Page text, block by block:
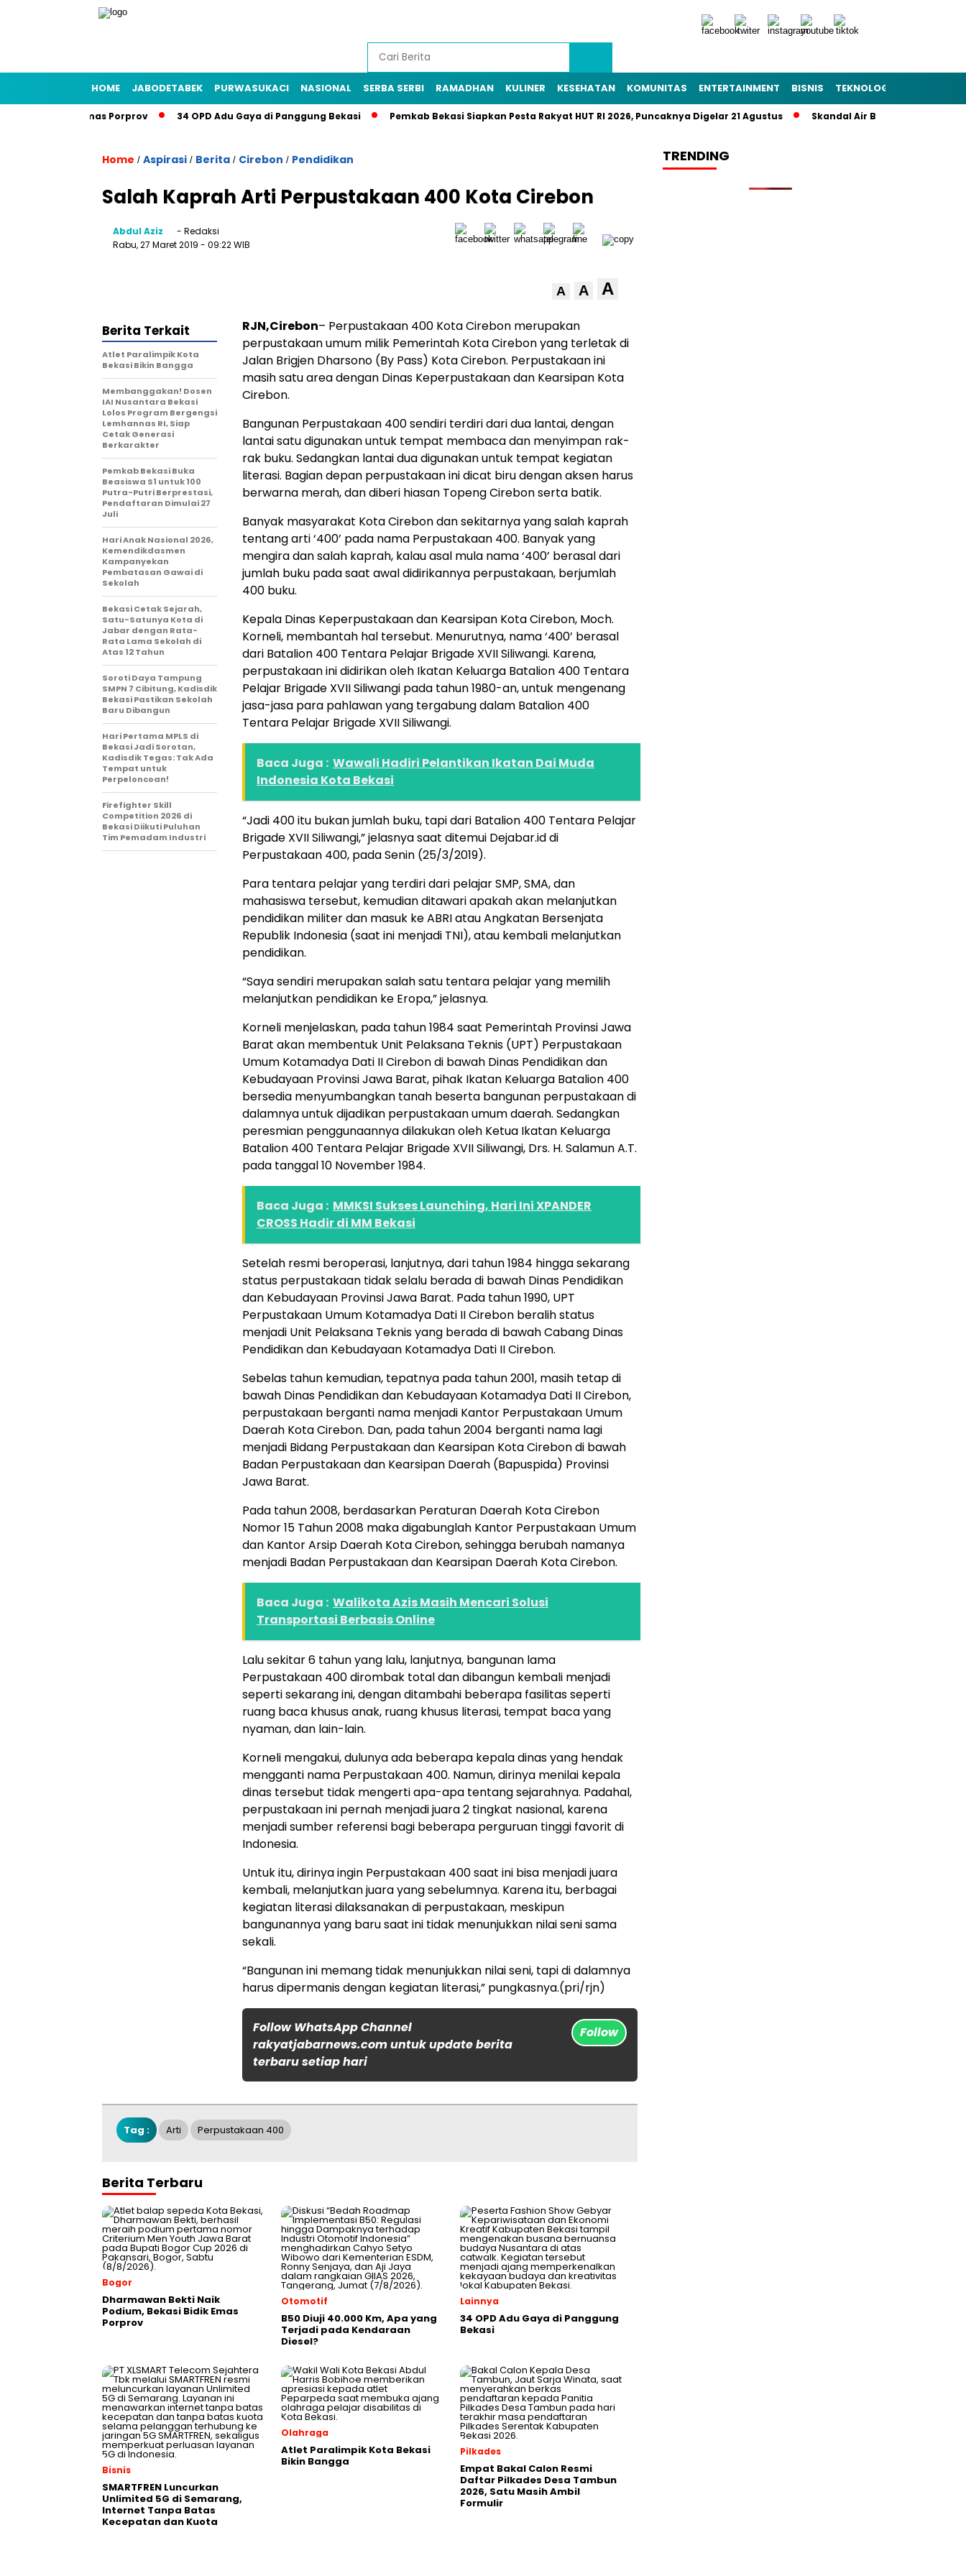
HOME JABODETABEK PURWASUKACI NASIONAL SERBA SERBI RAMADHAN KULINER KESEHATAN KOMUNITAS ENTERTAINMENT BISNIS TEKNOLOGI
Bidik Emas Porprov 34 OPD Adu Gaya di Panggung Bekasi Pemkab Bekasi Siapkan Pesta Rakyat HUT RI 2026, Puncaknya Digelar 21 Agustus Skandal Air Bersih Bekasi! 3
Home / Aspirasi / Berita / Cirebon / Pendidikan
Salah Kaprah Arti Perpustakaan 400 Kota Cirebon
Abdul Aziz
- Redaksi
Rabu, 27 Maret 2019 - 09:22 WIB
A A A
RJN,Cirebon– Perpustakaan 400 Kota Cirebon merupakan
perpustakaan umum milik Pemerintah Kota Cirebon yang terletak di
Jalan Brigjen Dharsono (By Pass) Kota Cirebon. Perpustakaan ini
masih satu area dengan Dinas Keperpustakaan dan Kearsipan Kota
Cirebon.
Bangunan Perpustakaan 400 sendiri terdiri dari dua lantai, dengan
lantai satu digunakan untuk tempat membaca dan menyimpan rak-
rak buku. Sedangkan lantai dua digunakan untuk tempat kegiatan
literasi. Bagian depan perpustakaan ini dicat biru dengan aksen harus
berwarna merah, dan diberi hiasan Topeng Cirebon serta batik.
Banyak masyarakat Kota Cirebon dan sekitarnya yang salah kaprah
tentang arti ‘400’ pada nama Perpustakaan 400. Banyak yang
mengira dan salah kaprah, kalau asal mula nama ‘400’ berasal dari
jumlah buku pada saat awal didirikannya perpustakaan, berjumlah
400 buku.
Kepala Dinas Keperpustakaan dan Kearsipan Kota Cirebon, Moch.
Korneli, membantah hal tersebut. Menurutnya, nama ‘400’ berasal
dari Batalion 400 Tentara Pelajar Brigade XVII Siliwangi. Karena,
perpustakaan ini didirikan oleh Ikatan Keluarga Batalion 400 Tentara
Pelajar Brigade XVII Siliwangi pada tahun 1980-an, untuk mengenang
jasa-jasa para pahlawan yang tergabung dalam Batalion 400
Tentara Pelajar Brigade XVII Siliwangi.
Baca Juga : Wawali Hadiri Pelantikan Ikatan Dai Muda
Indonesia Kota Bekasi
“Jadi 400 itu bukan jumlah buku, tapi dari Batalion 400 Tentara Pelajar
Brigade XVII Siliwangi,” jelasnya saat ditemui Dejabar.id di
Perpustakaan 400, pada Senin (25/3/2019).
Para tentara pelajar yang terdiri dari pelajar SMP, SMA, dan
mahasiswa tersebut, kemudian ditawari apakah akan melanjutkan
pendidikan militer dan masuk ke ABRI atau Angkatan Bersenjata
Republik Indonesia (saat ini menjadi TNI), atau kembali melanjutkan
pendidikan.
“Saya sendiri merupakan salah satu tentara pelajar yang memilih
melanjutkan pendidikan ke Eropa,” jelasnya.
Korneli menjelaskan, pada tahun 1984 saat Pemerintah Provinsi Jawa
Barat akan membentuk Unit Pelaksana Teknis (UPT) Perpustakaan
Umum Kotamadya Dati II Cirebon di bawah Dinas Pendidikan dan
Kebudayaan Provinsi Jawa Barat, pihak Ikatan Keluarga Batalion 400
bersedia menyumbangkan tanah beserta bangunan perpustakaan di
dalamnya untuk dijadikan perpustakaan umum daerah. Sedangkan
peresmian penggunaannya dilakukan oleh Ketua Ikatan Keluarga
Batalion 400 Tentara Pelajar Brigade XVII Siliwangi, Drs. H. Salamun A.T.
pada tanggal 10 November 1984.
Baca Juga : MMKSI Sukses Launching, Hari Ini XPANDER
CROSS Hadir di MM Bekasi
Setelah resmi beroperasi, lanjutnya, dari tahun 1984 hingga sekarang
status perpustakaan tidak selalu berada di bawah Dinas Pendidikan
dan Kebudayaan Provinsi Jawa Barat. Pada tahun 1990, UPT
Perpustakaan Umum Kotamadya Dati II Cirebon beralih status
menjadi Unit Pelaksana Teknis yang berada di bawah Cabang Dinas
Pendidikan dan Kebudayaan Kotamadya Dati II Cirebon.
Sebelas tahun kemudian, tepatnya pada tahun 2001, masih tetap di
bawah Dinas Pendidikan dan Kebudayaan Kotamadya Dati II Cirebon,
perpustakaan berganti nama menjadi Kantor Perpustakaan Umum
Daerah Kota Cirebon. Dan, pada tahun 2004 berganti nama lagi
menjadi Bidang Perpustakaan dan Kearsipan Kota Cirebon di bawah
Badan Perpustakaan dan Kearsipan Daerah (Bapuspida) Provinsi
Jawa Barat.
Pada tahun 2008, berdasarkan Peraturan Daerah Kota Cirebon
Nomor 15 Tahun 2008 maka digabunglah Kantor Perpustakaan Umum
dan Kantor Arsip Daerah Kota Cirebon, sehingga berubah namanya
menjadi Badan Perpustakaan dan Kearsipan Daerah Kota Cirebon.
Baca Juga : Walikota Azis Masih Mencari Solusi
Transportasi Berbasis Online
Lalu sekitar 6 tahun yang lalu, lanjutnya, bangunan lama
Perpustakaan 400 dirombak total dan dibangun kembali menjadi
seperti sekarang ini, dengan ditambahi beberapa fasilitas seperti
ruang baca khusus anak, ruang khusus literasi, tempat baca yang
nyaman, dan lain-lain.
Korneli mengakui, dulunya ada beberapa kepala dinas yang hendak
mengganti nama Perpustakaan 400. Namun, dirinya menilai kepala
dinas tersebut tidak mengerti apa-apa tentang sejarahnya. Padahal,
perpustakaan ini pernah menjadi juara 2 tingkat nasional, karena
menjadi sumber referensi bagi beberapa perguruan tinggi favorit di
Indonesia.
Untuk itu, dirinya ingin Perpustakaan 400 saat ini bisa menjadi juara
kembali, melanjutkan juara yang sebelumnya. Karena itu, berbagai
kegiatan literasi dilaksanakan di perpustakaan, meskipun
bangunannya yang baru saat ini tidak menunjukkan nilai seni sama
sekali.
“Bangunan ini memang tidak menunjukkan nilai seni, tapi di dalamnya
harus dipermanis dengan kegiatan literasi,” pungkasnya.(pri/rjn)
Follow WhatsApp Channel
rakyatjabarnews.com untuk update berita
terbaru setiap hari
Follow
Berita Terkait
Atlet Paralimpik Kota
Bekasi Bikin Bangga
Membanggakan! Dosen
IAI Nusantara Bekasi
Lolos Program Bergengsi
Lemhannas RI, Siap
Cetak Generasi
Berkarakter
Pemkab Bekasi Buka
Beasiswa S1 untuk 100
Putra-Putri Berprestasi,
Pendaftaran Dimulai 27
Juli
Hari Anak Nasional 2026,
Kemendikdasmen
Kampanyekan
Pembatasan Gawai di
Sekolah
Bekasi Cetak Sejarah,
Satu-Satunya Kota di
Jabar dengan Rata-
Rata Lama Sekolah di
Atas 12 Tahun
Soroti Daya Tampung
SMPN 7 Cibitung, Kadisdik
Bekasi Pastikan Sekolah
Baru Dibangun
Hari Pertama MPLS di
Bekasi Jadi Sorotan,
Kadisdik Tegas: Tak Ada
Tempat untuk
Perpeloncoan!
Firefighter Skill
Competition 2026 di
Bekasi Diikuti Puluhan
Tim Pemadam Industri
Tag : Arti Perpustakaan 400
Berita Terbaru
Bogor
Dharmawan Bekti Naik
Podium, Bekasi Bidik Emas
Porprov
Otomotif
B50 Diuji 40.000 Km, Apa yang
Terjadi pada Kendaraan
Diesel?
Lainnya
34 OPD Adu Gaya di Panggung
Bekasi
Bisnis
SMARTFREN Luncurkan
Unlimited 5G di Semarang,
Internet Tanpa Batas
Kecepatan dan Kuota
Olahraga
Atlet Paralimpik Kota Bekasi
Bikin Bangga
Pilkades
Empat Bakal Calon Resmi
Daftar Pilkades Desa Tambun
2026, Satu Masih Ambil
Formulir
TRENDING